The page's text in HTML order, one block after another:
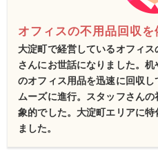
オフィスの不用品回収を
大淀町で経営しているオフィ
さんにお世話になりました。
のオフィス用品を迅速に回収
ムーズに進行。スタッフさん
象的でした。大淀町エリアに
ました。